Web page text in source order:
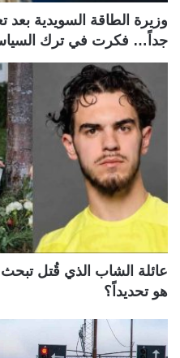
وزيرة الطاقة السويدية بعد
جداً… فكرت في ترك
عائلة الشاب الذي قُتل تبحث
هو تحديداً؟